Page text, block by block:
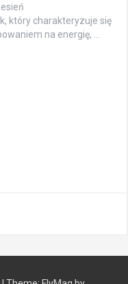
który charakteryzuje się
na energię, …